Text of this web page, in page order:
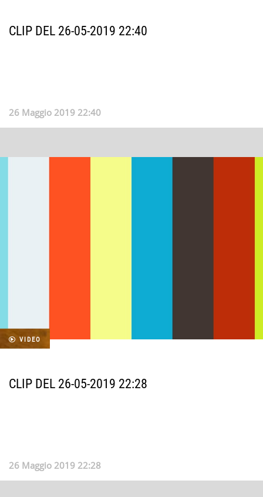
CLIP DEL 26-05-2019 22:40
26 Maggio 2019 22:40
VIDEO
CLIP DEL 26-05-2019 22:28
26 Maggio 2019 22:28